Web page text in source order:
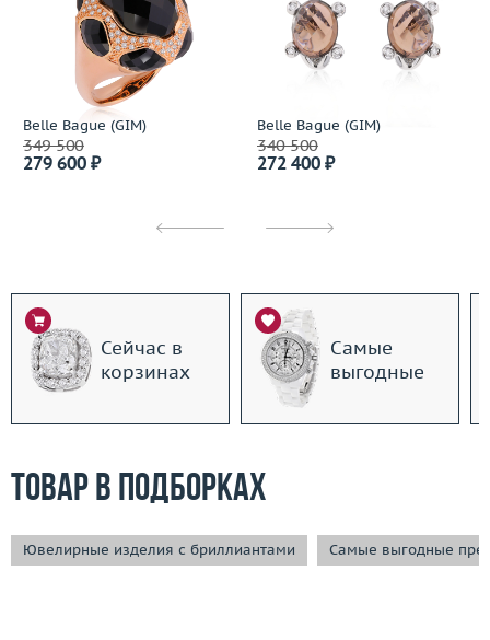
Belle Bague (GIM)
349 500
279 600 ₽
Belle Bague (GIM)
340 500
272 400 ₽
Сейчас в
корзинах
Самые
выгодные
Товар в подборках
Ювелирные изделия с бриллиантами Самые выгодные